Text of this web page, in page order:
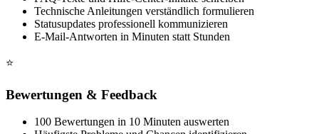
Technische Anleitungen verständlich formulieren
Statusupdates professionell kommunizieren
E-Mail-Antworten in Minuten statt Stunden
⭐
Bewertungen & Feedback
100 Bewertungen in 10 Minuten auswerten